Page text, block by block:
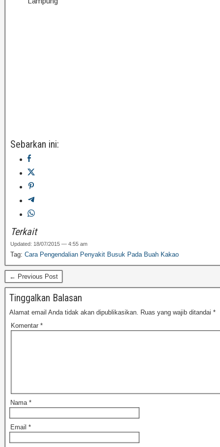
Sebarkan ini:
Terkait
Updated: 18/07/2015 — 4:55 am
Tag: Cara Pengendalian Penyakit Busuk Pada Buah Kakao
← Previous Post
Tinggalkan Balasan
Alamat email Anda tidak akan dipublikasikan. Ruas yang wajib ditandai *
Komentar *
Nama *
Email *